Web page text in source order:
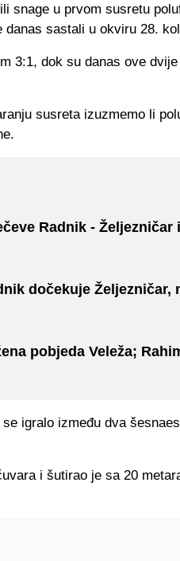
snage u prvom susretu
sastali u okviru 28.
3:1, dok su danas ove
susreta izuzmemo li
Radnik - Željezničar
dočekuje Željezničar,
pobjeda Veleža;
igralo između dva
i šutirao je sa 20